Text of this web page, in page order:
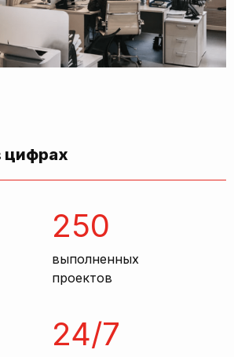
цифрах
250
выполненных
проектов
24/7